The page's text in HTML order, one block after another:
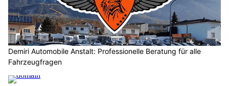
Demiri Automobile Anstalt: Professionelle Beratung für alle
Fahrzeugfragen